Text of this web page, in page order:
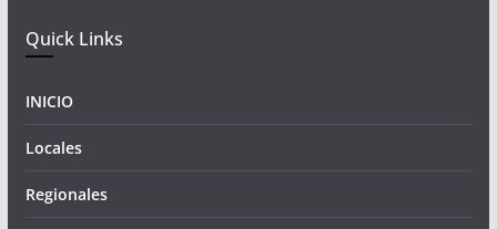
Quick Links
INICIO
Locales
Regionales